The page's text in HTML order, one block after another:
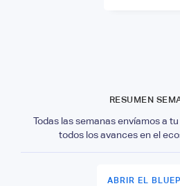
RESUMEN
Todas las semanas envíamos a
todos los avances en el
ABRIR EL